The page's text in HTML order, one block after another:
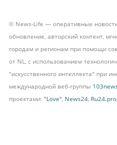
© News-Life — оперативные
обновление, авторский контент,
городам и регионам при помощи
от NL, с использованием
"искусственного интеллекта" при
международной веб-группы
проектами: "Love", News24, Ru24.pro,